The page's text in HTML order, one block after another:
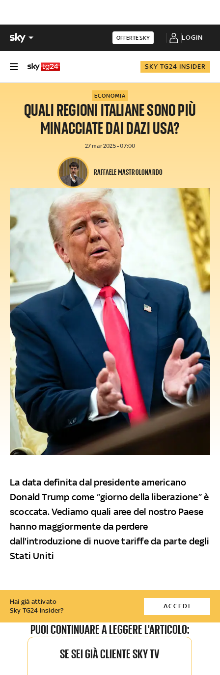
OFFERTE SKY LOGIN
SKY TG24 INSIDER
ECONOMIA
QUALI REGIONI ITALIANE SONO PIÙ
MINACCIATE DAI DAZI USA?
27 mar 2025 - 07:00
RAFFAELE MASTROLONARDO
La data definita dal presidente americano
Donald Trump come “giorno della liberazione” è
scoccata. Vediamo quali aree del nostro Paese
hanno maggiormente da perdere
dall'introduzione di nuove tariffe da parte degli
Stati Uniti
Hai già attivato
Sky TG24 Insider?
ACCEDI
PUOI CONTINUARE A LEGGERE L'ARTICOLO:
SE SEI GIÀ CLIENTE SKY TV